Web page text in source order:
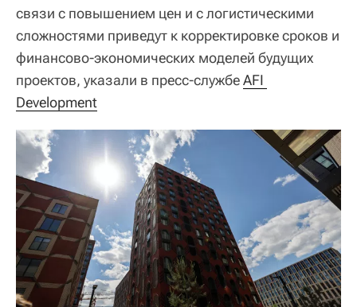
связи с повышением цен и с логистическими
сложностями приведут к корректировке сроков и
финансово-экономических моделей будущих
проектов, указали в пресс-службеAFI
Development